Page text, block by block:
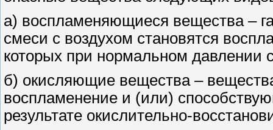
а) воспламеняющиеся вещества –
смеси с воздухом становятся
которых при нормальном давлении
б) окисляющие вещества –
воспламенение и (или)
результате окислительно-